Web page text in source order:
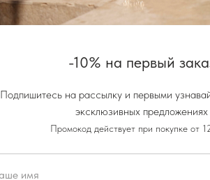
Гид по
Описание
Состав и
-10% на первый
Подпишитесь на рассылку и первыми
эксклюзивных предложениях
Промокод действует при покупке от